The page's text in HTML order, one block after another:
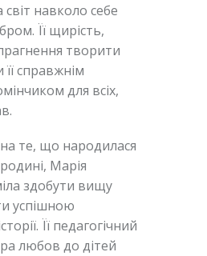
навколо себе
Її щирість,
творити
справжнім
для всіх,
те, що народилася
Марія
здобути вищу
успішною
Її педагогічний
любов до дітей